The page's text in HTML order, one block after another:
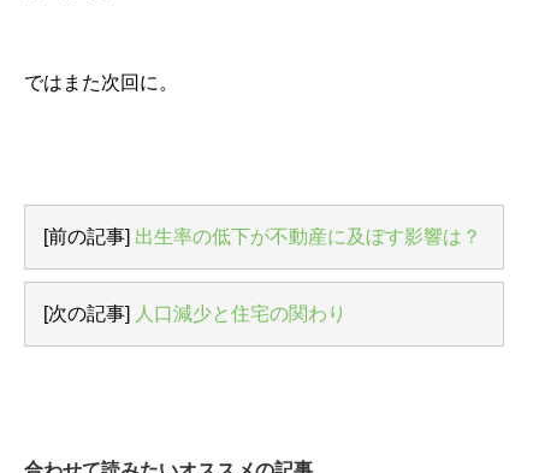
ではまた次回に。
[前の記事] 出生率の低下が不動産に及ぼす影響は？
[次の記事] 人口減少と住宅の関わり